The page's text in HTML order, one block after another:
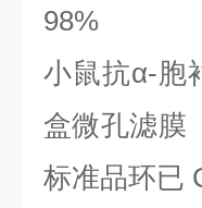
98%
小鼠抗α-胞
盒微孔滤膜
标准品环已